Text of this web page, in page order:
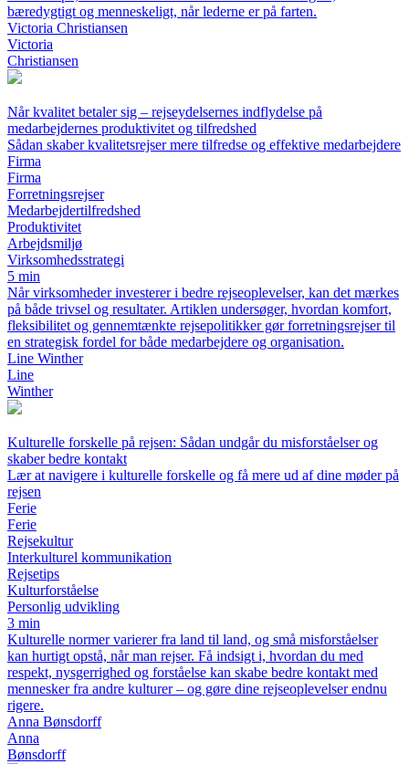
bæredygtigt og menneskeligt, når lederne er på farten.
Victoria Christiansen
Victoria
Christiansen
Når kvalitet betaler sig – rejseydelsernes indflydelse på
medarbejdernes produktivitet og tilfredshed
Sådan skaber kvalitetsrejser mere tilfredse og effektive medarbejdere
Firma
Firma
Forretningsrejser
Medarbejdertilfredshed
Produktivitet
Arbejdsmiljø
Virksomhedsstrategi
5 min
Når virksomheder investerer i bedre rejseoplevelser, kan det mærkes
på både trivsel og resultater. Artiklen undersøger, hvordan komfort,
fleksibilitet og gennemtænkte rejsepolitikker gør forretningsrejser til
en strategisk fordel for både medarbejdere og organisation.
Line Winther
Line
Winther
Kulturelle forskelle på rejsen: Sådan undgår du misforståelser og
skaber bedre kontakt
Lær at navigere i kulturelle forskelle og få mere ud af dine møder på
rejsen
Ferie
Ferie
Rejsekultur
Interkulturel kommunikation
Rejsetips
Kulturforståelse
Personlig udvikling
3 min
Kulturelle normer varierer fra land til land, og små misforståelser
kan hurtigt opstå, når man rejser. Få indsigt i, hvordan du med
respekt, nysgerrighed og forståelse kan skabe bedre kontakt med
mennesker fra andre kulturer – og gøre dine rejseoplevelser endnu
rigere.
Anna Bønsdorff
Anna
Bønsdorff